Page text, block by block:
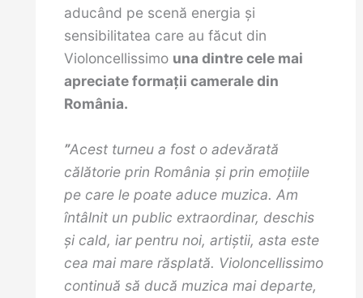
aducând pe scenă energia și
sensibilitatea care au făcut din
Violoncellissimo una dintre cele mai
apreciate formații camerale din
România.
”Acest turneu a fost o adevărată
călătorie prin România și prin emoțiile
pe care le poate aduce muzica. Am
întâlnit un public extraordinar, deschis
și cald, iar pentru noi, artiștii, asta este
cea mai mare răsplată. Violoncellissimo
continuă să ducă muzica mai departe,